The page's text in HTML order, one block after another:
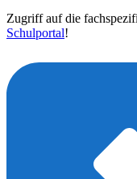
Zugriff auf die
Schulportal!